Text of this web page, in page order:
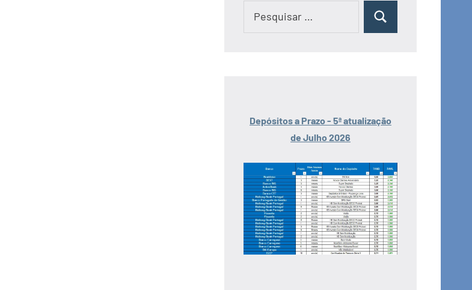
Pesquisar
Depósitos a Prazo - 5ª atualização
de Julho 2026